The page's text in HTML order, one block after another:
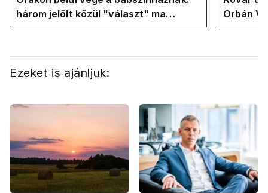
három jelölt közül "választ" ma
államfőt a Tisza-frakció
Orbán
felelős a
Ezeket is ajánljuk: